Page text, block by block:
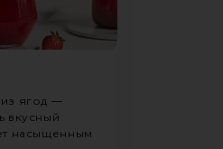
ягод —
вкусный
насыщенным